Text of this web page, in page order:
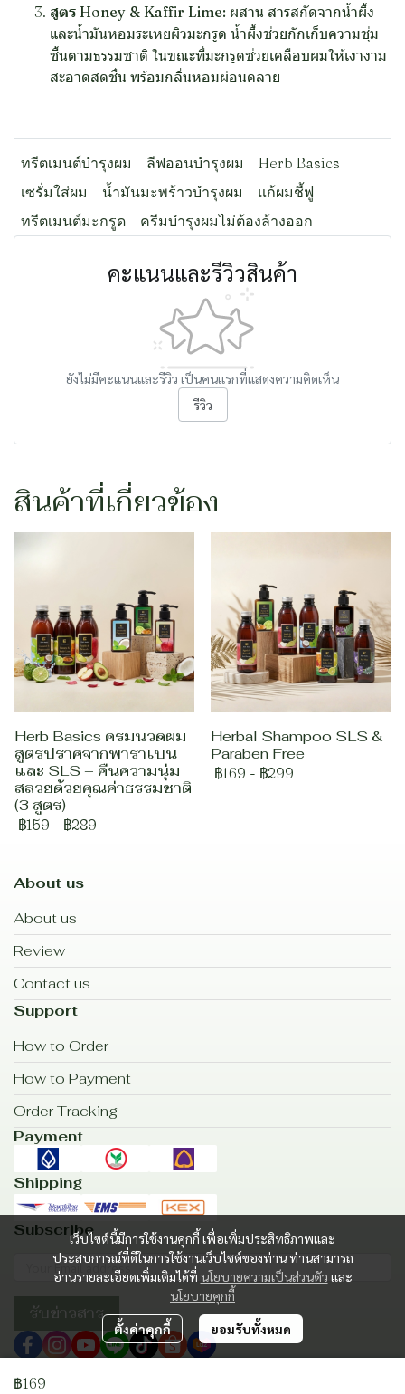
สูตร Honey & Kaffir Lime: ผสาน สารสกัดจากน้ำผึ้ง
และน้ำมันหอมระเหยผิวมะกรูด น้ำผึ้งช่วยกักเก็บความชุ่ม
ชื้นตามธรรมชาติ ในขณะที่มะกรูดช่วยเคลือบผมให้เงางาม
สะอาดสดชื่น พร้อมกลิ่นหอมผ่อนคลาย
ทรีตเมนต์บำรุงผม ลีฟออนบำรุงผม
Herb Basics
เซรั่มใส่ผม
น้ำมันมะพร้าวบำรุงผม
แก้ผมชี้ฟู
ทรีตเมนต์มะกรูด
ครีมบำรุงผมไม่ต้องล้างออก
คะแนนและรีวิวสินค้า
ยังไม่มีคะแนนและรีวิว เป็นคนแรกที่แสดงความคิดเห็น
รีวิว
สินค้าที่เกี่ยวข้อง
Herb Basics ครมนวดผม
สูตรปราศจากพาราเบน
และ SLS – คืนความนุ่ม
สลวยด้วยคุณค่าธรรมชาติ
(3 สูตร)
฿159 - ฿289
Herbal Shampoo SLS &
Paraben Free
฿169 - ฿299
฿169
เว็บไซต์นี้มีการใช้งานคุกกี้ เพื่อเพิ่มประสิทธิภาพและ
ประสบการณ์ที่ดีในการใช้งานเว็บไซต์ของท่าน ท่านสามารถ
อ่านรายละเอียดเพิ่มเติมได้ที่ นโยบายความเป็นส่วนตัว และ
นโยบายคุกกี้
ตั้งค่าคุกกี้ ยอมรับทั้งหมด
About us
About us
Review
Contact us
Support
How to Order
How to Payment
Order Tracking
Payment
Shipping
Subscribe
รับข่าวสาร